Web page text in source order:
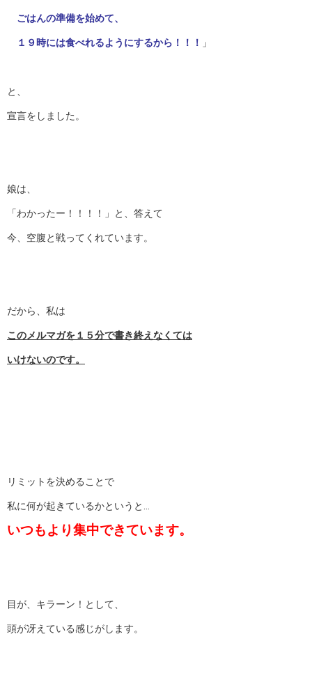
ごはんの準備を始めて、
１９時には食べれるようにするから！！！ 」
と、
宣言をしました。
娘は、
「わかったー！！！！」と、答えて
今、空腹と戦ってくれています。
だから、私は
このメルマガを１５分で書き終えなくては
いけないのです。
リミットを決めることで
私に何が起きているかというと…
いつもより集中できています。
目が、キラーン！として、
頭が冴えている感じがします。